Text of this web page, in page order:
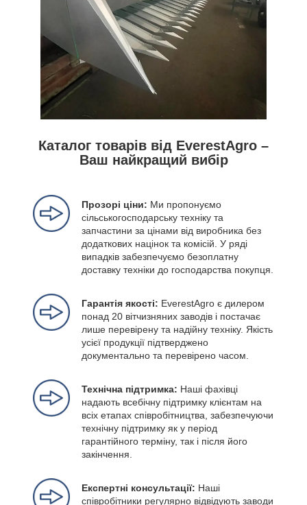
Каталог товарів від EverestAgro –
Ваш найкращий вибір
Прозорі ціни: Ми пропонуємо
сільськогосподарську техніку та
запчастини за цінами від виробника без
додаткових націнок та комісій. У ряді
випадків забезпечуємо безоплатну
доставку техніки до господарства покупця.
Гарантія якості: EverestAgro є дилером
понад 20 вітчизняних заводів і постачає
лише перевірену та надійну техніку. Якість
усієї продукції підтверджено
документально та перевірено часом.
Технічна підтримка: Наші фахівці
надають всебічну підтримку клієнтам на
всіх етапах співробітництва, забезпечуючи
технічну підтримку як у період
гарантійного терміну, так і після його
закінчення.
Експертні консультації: Наші
співробітники регулярно відвідують заводи